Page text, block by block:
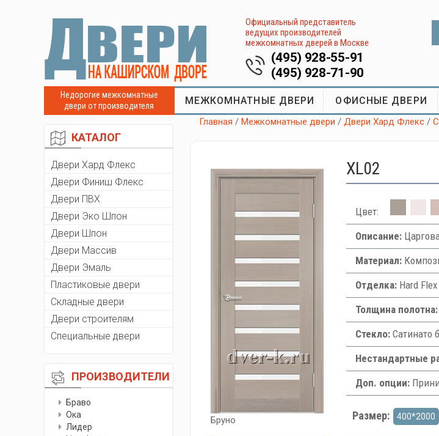
Официальный представитель
ведущих производителей
межкомнатных дверей в Москве
(495) 928-55-91
(495) 928-71-90
Недорогие межкомнатные
двери от производителя
МЕЖКОМНАТНЫЕ ДВЕРИ ОФИСНЫЕ ДВЕРИ
КАТАЛОГ
Двери Хард Флекс
Двери Финиш Флекс
Двери ПВХ
Двери Эко Шпон
Двери Шпон
Двери Массив
Двери Эмаль
Пластиковые двери
Складные двери
Двери строителям
Специальные двери
ПРОИЗВОДИТЕЛИ
Браво
Ока
Лидер
Главная /Межкомнатные двери /Двери Хард Флекс /
Бруно
XL02
Цвет:
Описание:
Материал:
Отделка:Hard
Толщина полотна:
Стекло:Сатинато
Нестандартные
Доп. опции:
Размер: 400*2000